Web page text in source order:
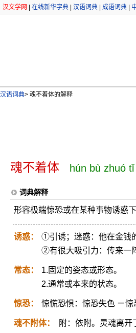
汉文学网 在线新华字典 汉语词典 成语词典
汉语词典> 魂不着体的解释
魂不着体 hún bù zhuó tǐ
词典解释
形容极端惊恐或在某种事物诱惑
诱惑：
①引诱；迷惑：他在金钱
②有很大吸引力：传来一
常态：
1.固定的姿态或形态。
2.通常或本来的状态。
惊恐： 惊慌恐惧：惊恐失色 ㄧ惊
魂不附体： 附：依附。灵魂离